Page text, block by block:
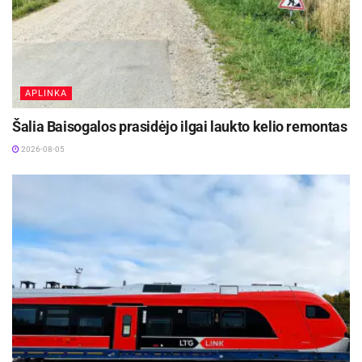
Eismo uždarymo metu bus pakeliamos
perdangos sijos ir perbetonuojami sijų galai,
betonui pasiekus projektinį stiprį perdangos
sijos bus nuleistos į projektinę padėtį ir
atnaujintas eismas jau suremontuota, dešiniąja
APLINKA
Šalia Baisogalos prasidėjo ilgai laukto kelio remontas
2026-08-05